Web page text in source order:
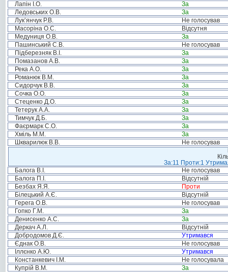
Лапін І.О.
За
Ледовських О.В.
За
Лук’янчук Р.В.
Не голосував
Масоріна О.С.
Відсутня
Медуниця О.В.
За
Пашинський С.В.
Не голосував
Підберезняк В.І.
За
Помазанов А.В.
За
Река А.О.
За
Романюк В.М.
За
Сидорчук В.В.
За
Сочка О.О.
За
Стеценко Д.О.
За
Тетерук А.А.
За
Тимчук Д.Б.
За
Фаєрмарк С.О.
За
Хміль М.М.
За
Шкварилюк В.В.
Не голосував
За:11 Проти:1
Балога В.І.
Не голосував
Балога П.І.
Відсутній
Безбах Я.Я.
Проти
Білецький А.Є.
Відсутній
Герега О.В.
Не голосував
Гопко Г.М.
За
Денисенко А.С.
За
Деркач А.Л.
Відсутній
Добродомов Д.Є.
Утримався
Єднак О.В.
Не голосував
Іллєнко А.Ю.
Утримався
Констанкевич І.М.
Не голосувала
Купрій В.М.
За